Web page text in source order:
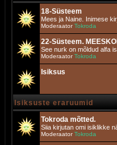
18-Süsteem
Mees ja Naine. Inimese
ModeraatorTokroda
22-Süsteem.
See nurk on mõldud alfa
ModeraatorTokroda
Isiksus
Isiksuste eraruumid
Tokroda mõtted.
Siia kirjutan omi isiklikke
ModeraatorTokroda